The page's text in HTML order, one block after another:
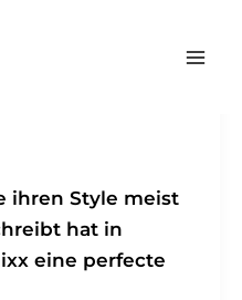
ihren Style meist
hat in
eine perfecte